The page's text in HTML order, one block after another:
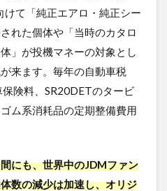
て「純正エアロ・純正シー
れた個体や「当時のカタロ
」が投機マネーの対象とし
来ます。毎年の自動車税
保険料、SR20DETのタービ
ム系消耗品の定期整備費用
にも、世界中のJDMファン
数の減少は加速し、オリジ